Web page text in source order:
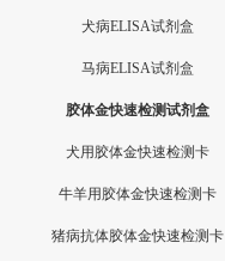
犬病ELISA试剂盒
马病ELISA试剂盒
胶体金快速检测试剂盒
犬用胶体金快速检测卡
牛羊用胶体金快速检测卡
猪病抗体胶体金快速检测卡